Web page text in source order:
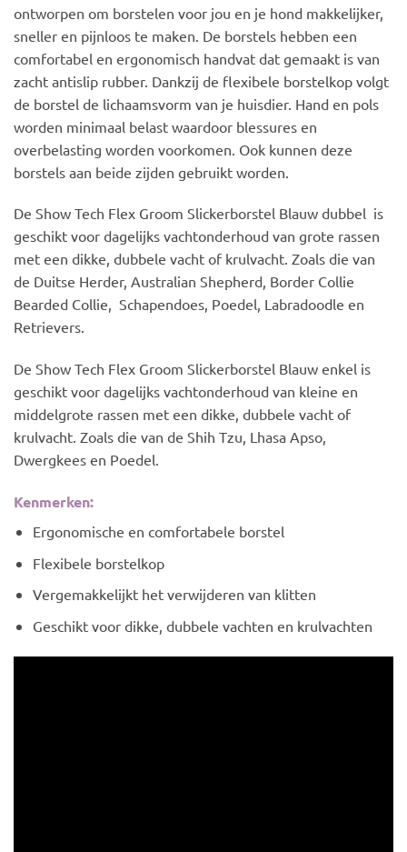
ontworpen om borstelen voor jou en je hond makkelijker,
sneller en pijnloos te maken. De borstels hebben een
comfortabel en ergonomisch handvat dat gemaakt is van
zacht antislip rubber. Dankzij de flexibele borstelkop volgt
de borstel de lichaamsvorm van je huisdier. Hand en pols
worden minimaal belast waardoor blessures en
overbelasting worden voorkomen. Ook kunnen deze
borstels aan beide zijden gebruikt worden.
De Show Tech Flex Groom Slickerborstel Blauw dubbel is
geschikt voor dagelijks vachtonderhoud van grote rassen
met een dikke, dubbele vacht of krulvacht. Zoals die van
de Duitse Herder, Australian Shepherd, Border Collie
Bearded Collie, Schapendoes, Poedel, Labradoodle en
Retrievers.
De Show Tech Flex Groom Slickerborstel Blauw enkel is
geschikt voor dagelijks vachtonderhoud van kleine en
middelgrote rassen met een dikke, dubbele vacht of
krulvacht. Zoals die van de Shih Tzu, Lhasa Apso,
Dwergkees en Poedel.
Kenmerken:
Ergonomische en comfortabele borstel
Flexibele borstelkop
Vergemakkelijkt het verwijderen van klitten
Geschikt voor dikke, dubbele vachten en krulvachten